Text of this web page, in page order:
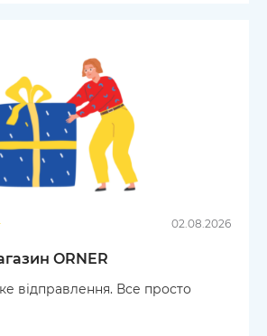
02.08.2026
ORNER
відправлення. Все просто